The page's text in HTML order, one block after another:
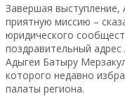
Завершая выступление,
приятную миссию –
юридического
поздравительный
Адыгеи Батыру
которого недавно
палаты региона.